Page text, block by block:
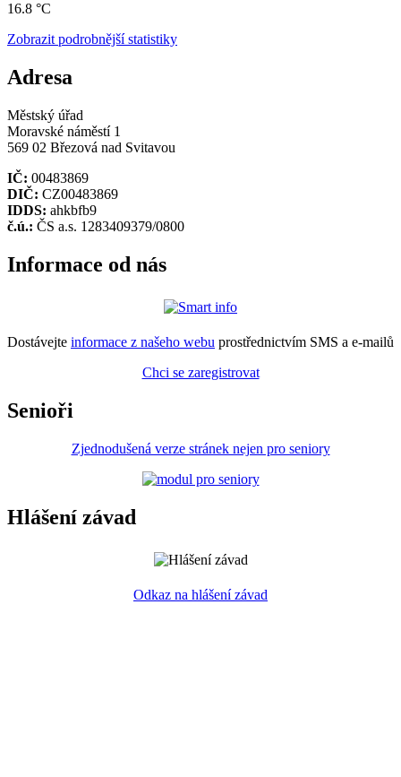
16.8 °C
Zobrazit podrobnější statistiky
Adresa
Městský úřad
Moravské náměstí 1
569 02 Březová nad Svitavou
IČ: 00483869
DIČ: CZ00483869
IDDS: ahkbfb9
č.ú.: ČS a.s. 1283409379/0800
Informace od nás
Dostávejte informace z našeho webu prostřednictvím SMS a e-mailů
Chci se zaregistrovat
Senioři
Zjednodušená verze stránek nejen pro seniory
Hlášení závad
Odkaz na hlášení závad